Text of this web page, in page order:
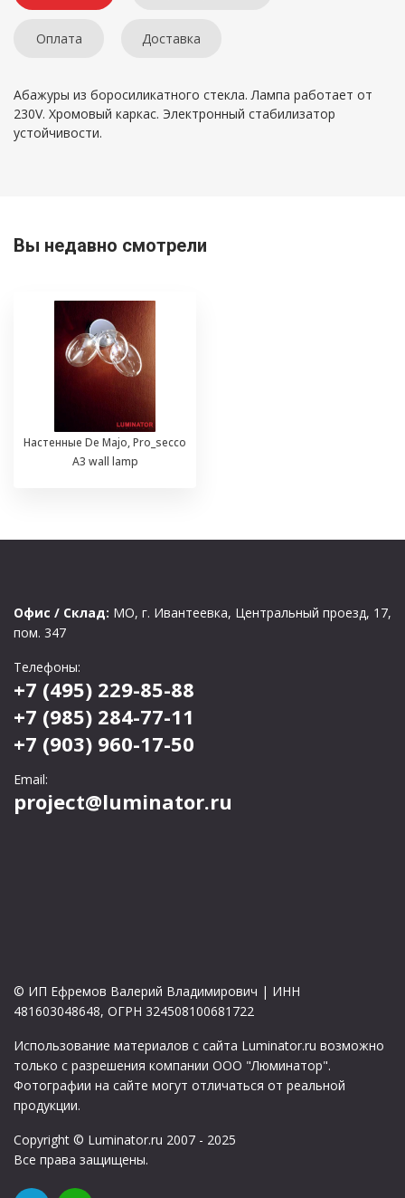
Оплата Доставка
Абажуры из боросиликатного стекла. Лампа работает от
230V. Хромовый каркас. Электронный стабилизатор
устойчивости.
Вы недавно смотрели
Настенные De Majo, Pro_secco
A3 wall lamp
Офис / Склад: МО, г. Ивантеевка, Центральный проезд, 17,
пом. 347
Телефоны:
+7 (495) 229-85-88
+7 (985) 284-77-11
+7 (903) 960-17-50
Email:
project@luminator.ru
© ИП Ефремов Валерий Владимирович | ИНН
481603048648, ОГРН 324508100681722
Использование материалов с сайта Luminator.ru возможно
только с разрешения компании ООО "Люминатор".
Фотографии на сайте могут отличаться от реальной
продукции.
Copyright © Luminator.ru 2007 - 2025
Все права защищены.